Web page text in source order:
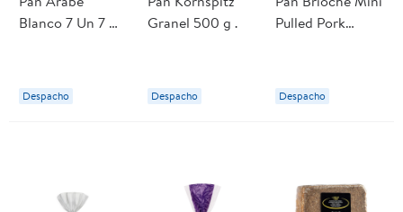
Blanco 7 Un 7 Un
Despacho
Granel 500 g .
Despacho
Pulled Pork
Despacho